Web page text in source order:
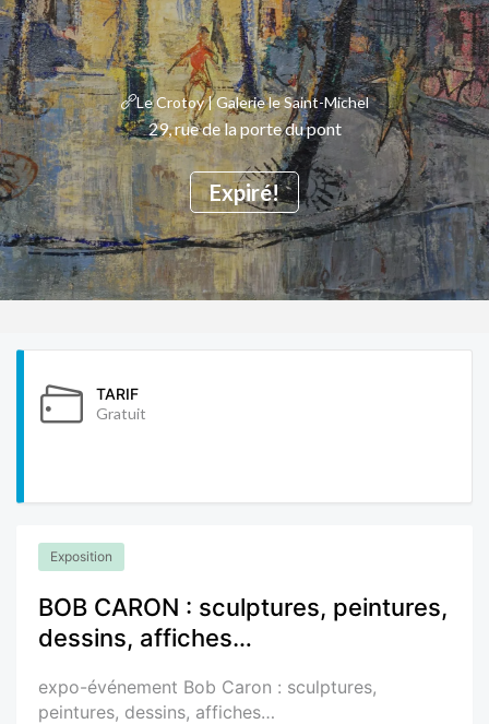
Expiré!
Le Crotoy | Galerie le Saint-Michel
29, rue de la porte du pont
TARIF
Gratuit
Exposition
BOB CARON : sculptures, peintures,
dessins, affiches…
expo-événement Bob Caron : sculptures,
peintures, dessins, affiches…